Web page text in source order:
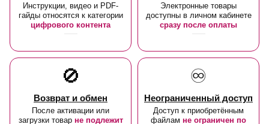
Инструкции, видео и PDF-
гайды относятся к категории
цифрового контента
Электронные товары
доступны в личном кабинете
сразу после оплаты
🚫
Возврат и обмен
После активации или
загрузки товар не подлежит
♾️
Неограниченный доступ
Доступ к приобретённым
файлам не ограничен по